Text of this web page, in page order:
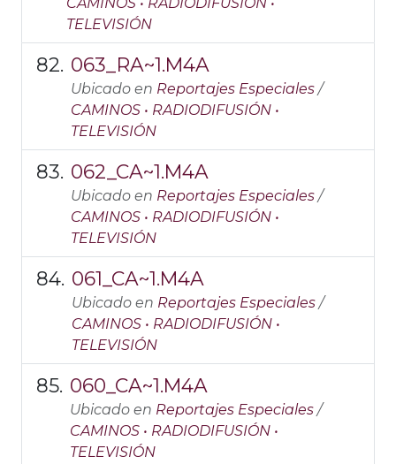
TELEVISIÓN
063_RA~1.M4A
Ubicado en Reportajes Especiales /
CAMINOS • RADIODIFUSIÓN •
TELEVISIÓN
062_CA~1.M4A
Ubicado en Reportajes Especiales /
CAMINOS • RADIODIFUSIÓN •
TELEVISIÓN
061_CA~1.M4A
Ubicado en Reportajes Especiales /
CAMINOS • RADIODIFUSIÓN •
TELEVISIÓN
060_CA~1.M4A
Ubicado en Reportajes Especiales /
CAMINOS • RADIODIFUSIÓN •
TELEVISIÓN